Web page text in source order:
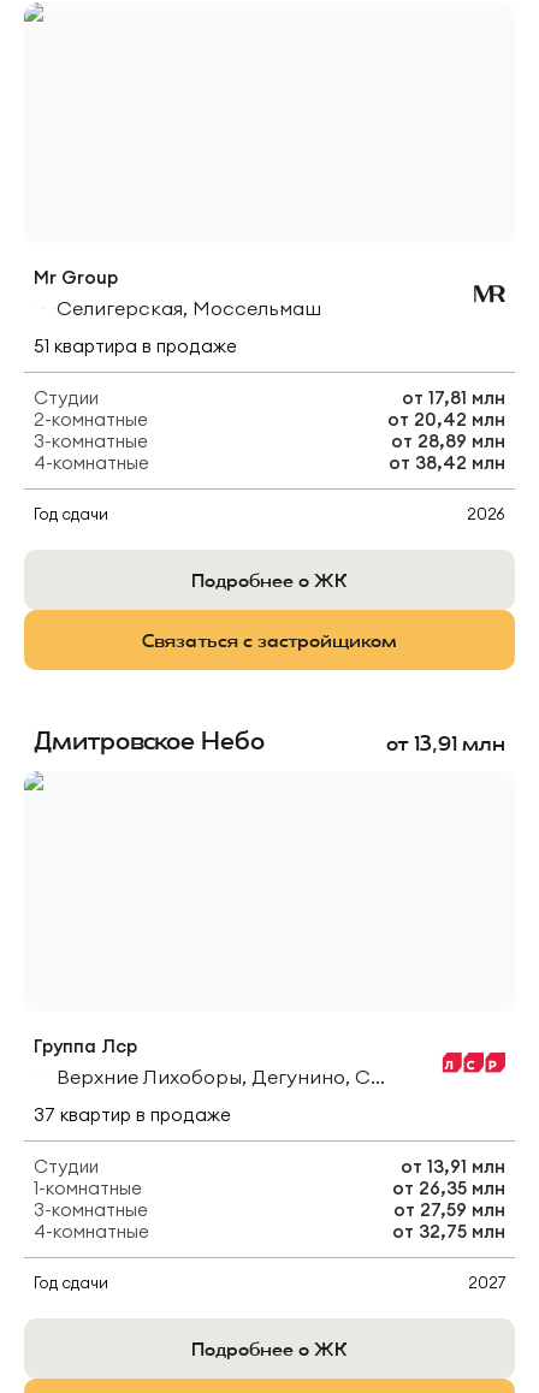
Mr Group
Селигерская, Моссельмаш
51 квартира в продаже
Студии от 17,81 млн
2-комнатные
от 20,42 млн
3-комнатные
от 28,89 млн
4-комнатные
от 38,42 млн
Год сдачи 2026
Подробнее о ЖК
Связаться с застройщиком
Дмитровское Небо от 13,91 млн
Группа Лср
Верхние Лихоборы, Дегунино, Селигерская
37 квартир в продаже
Студии от 13,91 млн
1-комнатные
от 26,35 млн
3-комнатные
от 27,59 млн
4-комнатные
от 32,75 млн
Год сдачи 2027
Подробнее о ЖК